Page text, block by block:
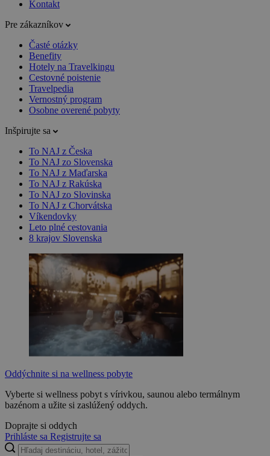
Kontakt
Pre zákazníkov
Časté otázky
Benefity
Hotely na Travelkingu
Cestovné poistenie
Travelpedia
Vernostný program
Osobne overené pobyty
Inšpirujte sa
To NAJ z Česka
To NAJ zo Slovenska
To NAJ z Maďarska
To NAJ z Rakúska
To NAJ zo Slovinska
To NAJ z Chorvátska
Víkendovky
Leto plné cestovania
8 krajov Slovenska
Oddýchnite si na wellness pobyte
Vyberte si wellness pobyt s vírivkou, saunou alebo termálnym
bazénom a užite si zaslúžený oddych.
Doprajte si oddych
Prihláste sa Registrujte sa